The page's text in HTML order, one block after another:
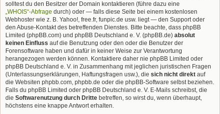
solltest du den Besitzer der Domain kontaktieren (führe dazu eine
„WHOIS“-Abfrage durch) oder — falls diese Seite bei einem kostenlosen
Webhoster wie z. B. Yahoo!, free.fr, funpic.de usw. liegt — den Support oder
den Abuse-Kontakt des betreffenden Dienstes. Bitte beachte, dass phpBB
Limited (phpBB.com) und phpBB Deutschland e. V. (phpBB.de) absolut
keinen Einfluss auf die Benutzung oder den oder die Benutzer der
Forensoftware haben und dafür in keiner Weise zur Verantwortung
herangezogen werden können. Kontaktiere daher nie phpBB Limited oder
phpBB Deutschland e. V. in Zusammenhang mit jeglichen juristischen Fragen
(Unterlassungserklärungen, Haftungsfragen usw.), die sich nicht direkt auf
die Websiten phpbb.com, phpbb.de oder die phpBB-Software selbst beziehen.
Falls du phpBB Limited oder phpBB Deutschland e. V. E-Mails schreibst, die
die Softwarenutzung durch Dritte betreffen, so wirst du, wenn überhaupt,
höchstens eine knappe Antwort erhalten.